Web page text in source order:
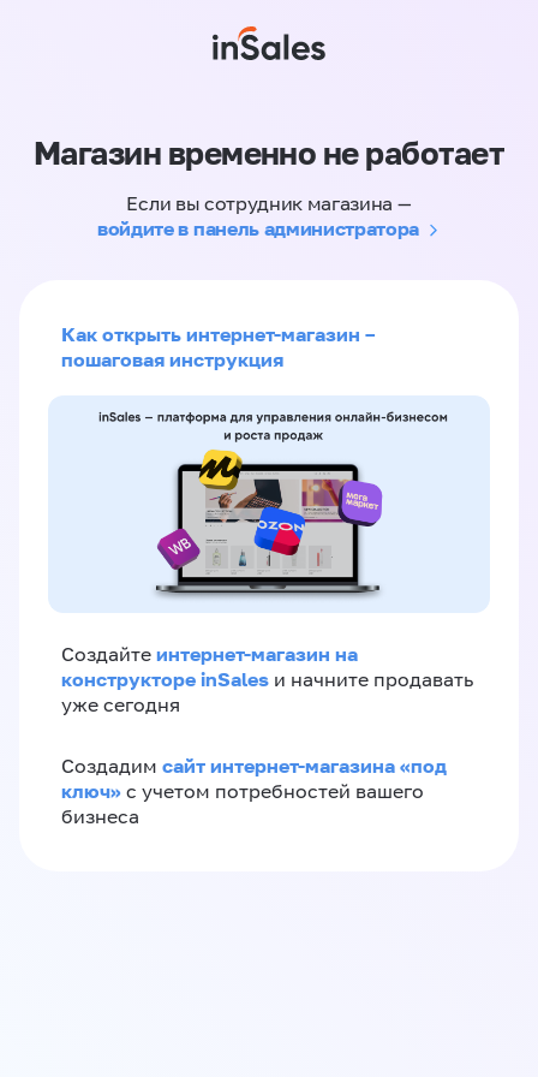
Магазин временно не работает
Если вы сотрудник магазина —
войдите в панель администратора
Как открыть интернет-магазин –
пошаговая инструкция
Создайте интернет-магазин на
конструкторе inSales и начните продавать
уже сегодня
Создадим сайт интернет-магазина «под
ключ» с учетом потребностей вашего
бизнеса